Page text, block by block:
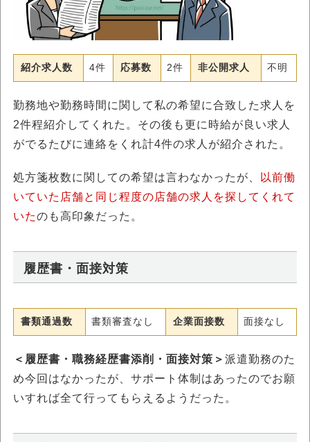
紹介求人数 4件 応募数 2件 非公開求人 不明
勤務地や勤務時間に関して私の希望に合致した求人を
2件程紹介してくれた。その後も更に時給が良い求人
がでるたびに連絡をくれ計4件の求人が紹介された。
処方箋枚数に関しての希望は言わなかったが、
以前働
いていた店舗と同じ程度の店舗の求人を探してくれて
いたのも高印象だった。
履歴書・面接対策
書類通過数 書類審査なし 企業面接数 面接なし
＜履歴書・職務経歴書添削・面接対策＞ 派遣勤務のた
め今回はなかったが、サポート体制はあったのでお願
いすれば全て行ってもらえるようだった。